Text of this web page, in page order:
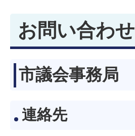
お問い合わせ
市議会事務局
連絡先